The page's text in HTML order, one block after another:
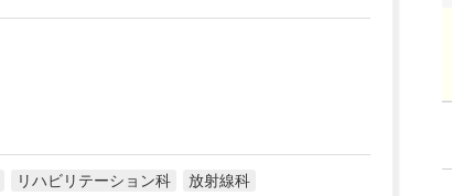
リハビリテーション科 放射線科